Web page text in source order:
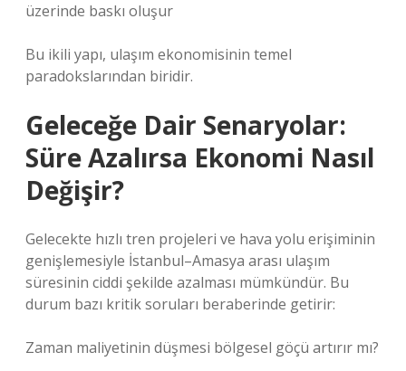
üzerinde baskı oluşur
Bu ikili yapı, ulaşım ekonomisinin temel
paradokslarından biridir.
Geleceğe Dair Senaryolar:
Süre Azalırsa Ekonomi Nasıl
Değişir?
Gelecekte hızlı tren projeleri ve hava yolu erişiminin
genişlemesiyle İstanbul–Amasya arası ulaşım
süresinin ciddi şekilde azalması mümkündür. Bu
durum bazı kritik soruları beraberinde getirir:
Zaman maliyetinin düşmesi bölgesel göçü artırır mı?